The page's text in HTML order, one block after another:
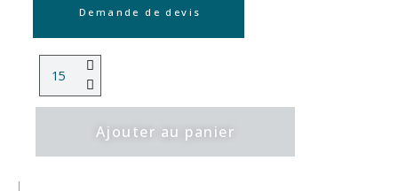
Demande de devis
Ajouter au panier